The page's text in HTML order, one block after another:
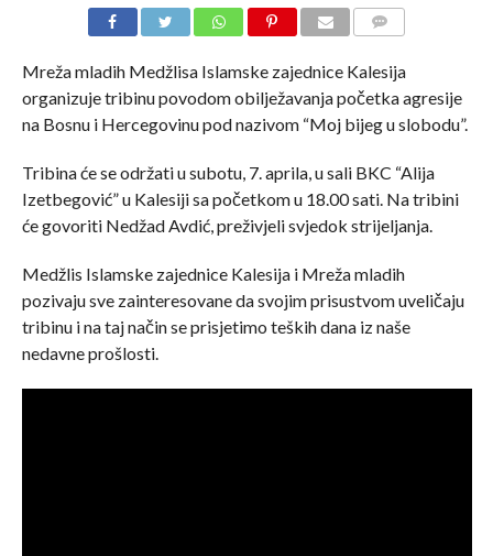
Mreža mladih Medžlisa Islamske zajednice Kalesija
organizuje tribinu povodom obilježavanja početka agresije
na Bosnu i Hercegovinu pod nazivom “Moj bijeg u slobodu”.
Tribina će se održati u subotu, 7. aprila, u sali BKC “Alija
Izetbegović” u Kalesiji sa početkom u 18.00 sati. Na tribini
će govoriti Nedžad Avdić, preživjeli svjedok strijeljanja.
Medžlis Islamske zajednice Kalesija i Mreža mladih
pozivaju sve zainteresovane da svojim prisustvom uveličaju
tribinu i na taj način se prisjetimo teških dana iz naše
nedavne prošlosti.